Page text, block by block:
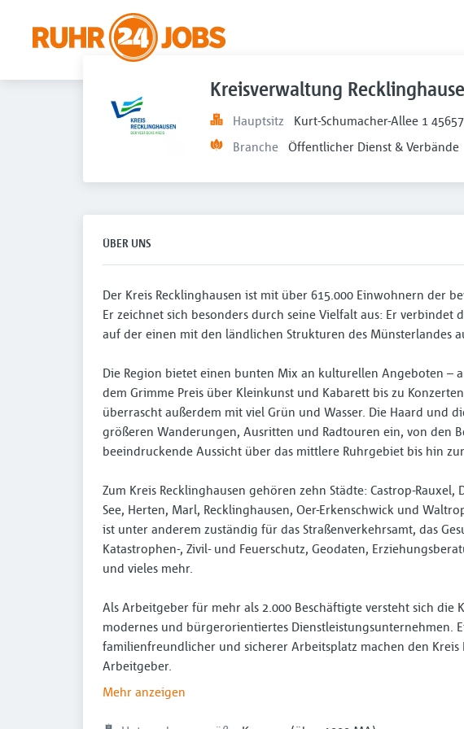
Kreisverwaltung
Hauptsitz
Kurt-Schumacher-Allee 1
Branche Öffentlicher Dienst & Verbände
ÜBER UNS
Der Kreis Recklinghausen ist mit über 615.000 Einwohnern der
Er zeichnet sich besonders durch seine Vielfalt aus: Er verbindet
auf der einen mit den ländlichen Strukturen des Münsterlandes
Die Region bietet einen bunten Mix an kulturellen Angeboten –
dem Grimme Preis über Kleinkunst und Kabarett bis zu
überrascht außerdem mit viel Grün und Wasser. Die Haard und
größeren Wanderungen, Ausritten und Radtouren ein, von den
beeindruckende Aussicht über das mittlere Ruhrgebiet bis hin
Zum Kreis Recklinghausen gehören zehn Städte: Castrop-
See, Herten, Marl, Recklinghausen, Oer-Erkenschwick und
ist unter anderem zuständig für das Straßenverkehrsamt, das
Katastrophen-, Zivil- und Feuerschutz, Geodaten,
und vieles mehr.
Als Arbeitgeber für mehr als 2.000 Beschäftigte versteht sich die
modernes und bürgerorientiertes Dienstleistungsunternehmen.
familienfreundlicher und sicherer Arbeitsplatz machen den
Arbeitgeber.
Mehr anzeigen